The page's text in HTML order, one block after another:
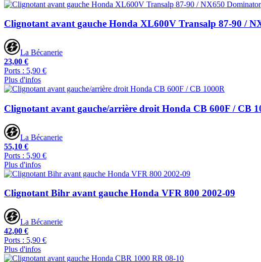
Clignotant avant gauche Honda XL600V Transalp 87-90 /
La Bécanerie
23,00 €
Ports : 5,90 €
Plus d'infos
Clignotant avant gauche/arrière droit Honda CB 600F / CB
La Bécanerie
55,10 €
Ports : 5,90 €
Plus d'infos
Clignotant Bihr avant gauche Honda VFR 800 2002-09
La Bécanerie
42,00 €
Ports : 5,90 €
Plus d'infos